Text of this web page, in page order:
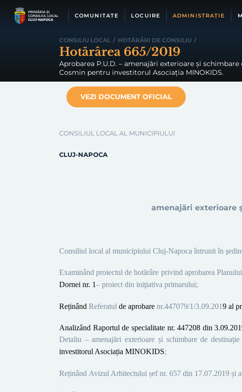
COMUNITATE LOCUIRE ADMINISTRAȚIE
CONSILIU LOCAL / HOTĂRÂRI DE CONSILIU /
Hotărârea 665/2019
Aprobarea P.U.D. – amenajări exterioare și
Cosmin pentru investitorul Asociația MINOKIDS.
VEZI DOCUMENT OFICIAL
CONSILIUL LOCAL AL MUNICIPIULUI
CLUJ-NAPOCA
amenajări exterioare
Consiliul local al municipiului Cluj-Napoca întrunit în
Examinând proiectul de hotărâre privind aprobarea
Dornei nr. 1– proiect din iniţiativa primarului;
Reținând Referatul de aprobare nr.447079/1/3.09.2019 al
Analizând Raportul de specialitate nr.447208 din3.09
Detaliu –amenajări exterioare și schimbare de
investitorul Asociația MINOKIDS;
Reținând Avizul Arhitectului șef nr. 657 din 17.07.2019 și